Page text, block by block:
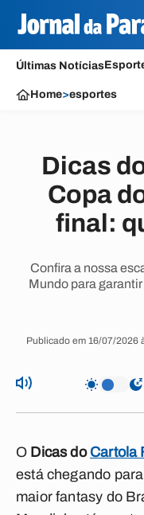
Últimas Notícias
Home>esportes
Dicas
Copa
final:
Confira a nossa
Mundo para
Publicado em 16/07/2026
O Dicas do Cartola
está chegando
maior fantasy do